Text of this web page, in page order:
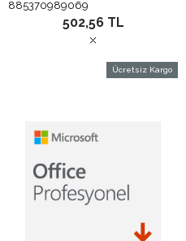
885370989069
502,56 TL
Ücretsiz Kargo